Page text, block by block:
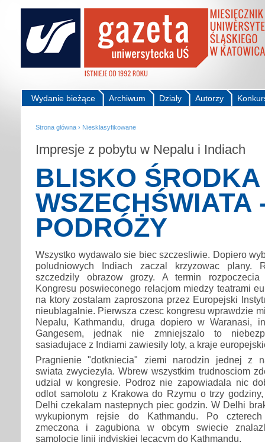
Autorzy
Działy
Archiwum
Wydanie bieżące
Strona główna › Niesklasyfikowane
Impresje z pobytu w Nepalu i Indiach
BLISKO ŚRODKA
WSZECHŚWIATA
PODRÓŻY
Wszystko wydawalo sie biec szczesliwie. Dopiero
poludniowych Indiach zaczal krzyzowac
szczedzily obrazow grozy. A termin rozpoczecia
Kongresu poswieconego relacjom miedzy teatrami
na ktory zostalam zaproszona przez Europejski
nieublagalnie. Pierwsza czesc kongresu wprawdzie
Nepalu, Kathmandu, druga dopiero w Waranasi,
Gangesem, jednak nie zmniejszalo to
sasiadujace z Indiami zawiesily loty, a kraje
Pragnienie "dotkniecia" ziemi narodzin jednej z
swiata zwyciezyla. Wbrew wszystkim trudnosciom
udzial w kongresie. Podroz nie zapowiadala nic
odlot samolotu z Krakowa do Rzymu o trzy
Delhi czekalam nastepnych piec godzin. W Delhi
wykupionym rejsie do Kathmandu. Po
zmeczona i zagubiona w obcym swiecie
samolocie linii indyjskiej lecacym do Kathmandu.